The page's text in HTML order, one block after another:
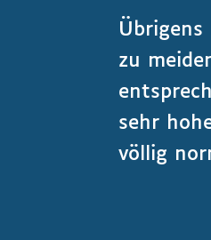
zu
sehr
völlig